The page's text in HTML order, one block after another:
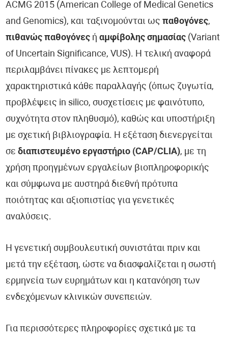
ACMG 2015 (American College of Medical Genetics
and Genomics), και ταξινομούνται ωςπαθογόνες,
πιθανώς παθογόνες ήαμφίβολης σημασίας (Variant
of Uncertain Significance, VUS). Η τελική αναφορά
περιλαμβάνει πίνακες με λεπτομερή
χαρακτηριστικά κάθε παραλλαγής (όπως ζυγωτία,
προβλέψεις in silico, συσχετίσεις με φαινότυπο,
συχνότητα στον πληθυσμό), καθώς και υποστήριξη
με σχετική βιβλιογραφία. Η εξέταση διενεργείται
σεδιαπιστευμένο εργαστήριο (CAP/CLIA), με τη
χρήση προηγμένων εργαλείων βιοπληροφορικής
και σύμφωνα με αυστηρά διεθνή πρότυπα
ποιότητας και αξιοπιστίας για γενετικές
αναλύσεις.
Η γενετική συμβουλευτική συνιστάται πριν και
μετά την εξέταση, ώστε να διασφαλίζεται η σωστή
ερμηνεία των ευρημάτων και η κατανόηση των
ενδεχόμενων κλινικών συνεπειών.
Για περισσότερες πληροφορίες σχετικά με τα